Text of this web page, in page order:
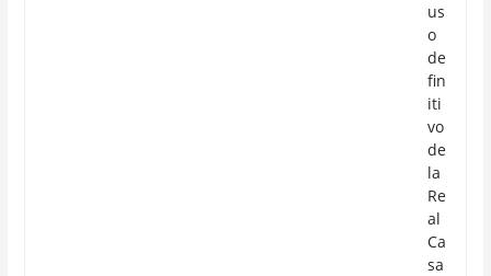
us
o
de
fin
iti
vo
de
la
Re
al
Ca
sa